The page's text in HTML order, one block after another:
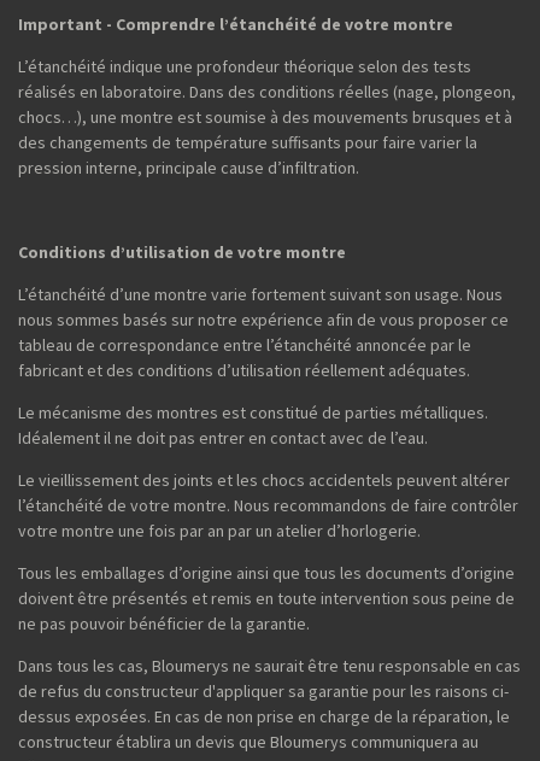
Important - Comprendre l’étanchéité de votre montre
L’étanchéité indique une profondeur théorique selon des tests
réalisés en laboratoire. Dans des conditions réelles (nage, plongeon,
chocs…), une montre est soumise à des mouvements brusques et à
des changements de température suffisants pour faire varier la
pression interne, principale cause d’infiltration.
Conditions d’utilisation de votre montre
L’étanchéité d’une montre varie fortement suivant son usage. Nous
nous sommes basés sur notre expérience afin de vous proposer ce
tableau de correspondance entre l’étanchéité annoncée par le
fabricant et des conditions d’utilisation réellement adéquates.
Le mécanisme des montres est constitué de parties métalliques.
Idéalement il ne doit pas entrer en contact avec de l’eau.
Le vieillissement des joints et les chocs accidentels peuvent altérer
l’étanchéité de votre montre. Nous recommandons de faire contrôler
votre montre une fois par an par un atelier d’horlogerie.
Tous les emballages d’origine ainsi que tous les documents d’origine
doivent être présentés et remis en toute intervention sous peine de
ne pas pouvoir bénéficier de la garantie.
Dans tous les cas, Bloumerys ne saurait être tenu responsable en cas
de refus du constructeur d'appliquer sa garantie pour les raisons ci-
dessus exposées. En cas de non prise en charge de la réparation, le
constructeur établira un devis que Bloumerys communiquera au